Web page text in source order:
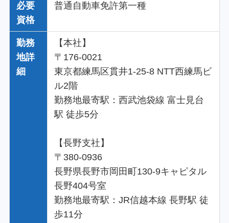
必要
資格
普通自動車免許第一種
勤務
地詳
細
【本社】
〒176-0021
東京都練馬区貫井1-25-8 NTT西練馬ビ
ル2階
勤務地最寄駅：西武池袋線 富士見台
駅 徒歩5分
【長野支社】
〒380-0936
長野県長野市岡田町130-9キャピタル
長野404号室
勤務地最寄駅：JR信越本線 長野駅 徒
歩11分